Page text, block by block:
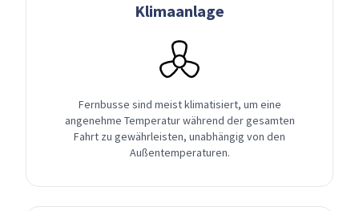
Klimaanlage
Fernbusse sind meist klimatisiert, um eine
angenehme Temperatur während der gesamten
Fahrt zu gewährleisten, unabhängig von den
Außentemperaturen.